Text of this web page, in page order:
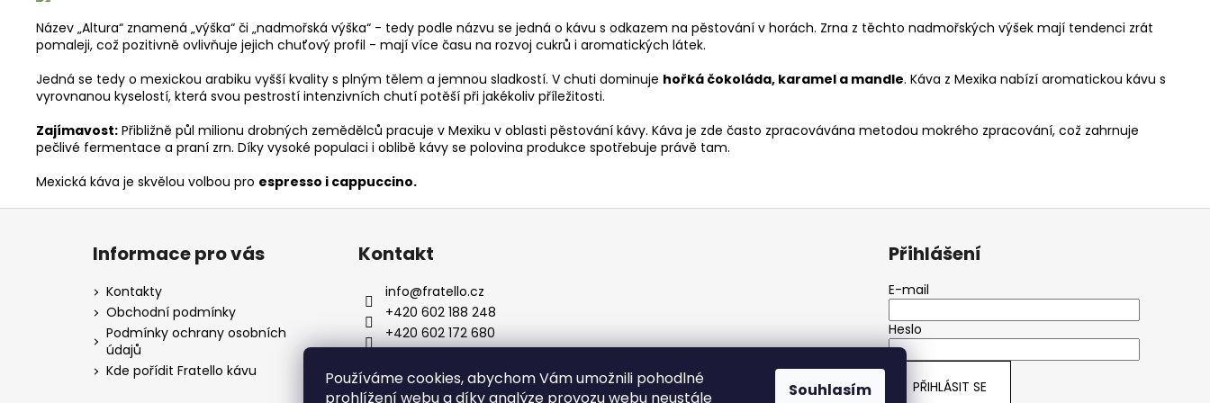
Používáme cookies, abychom Vám umožnili pohodlné
prohlížení webu a díky analýze provozu webu neustále
Souhlasím
Název „Altura“ znamená „výška“ či „nadmořská výška“ - tedy podle názvu se jedná o kávu s odkazem na pěstování v horách. Zrna z těchto nadmořských výšek mají tendenci zrát
pomaleji, což pozitivně ovlivňuje jejich chuťový profil - mají více času na rozvoj cukrů i aromatických látek.
Jedná se tedy o mexickou arabiku vyšší kvality s plným tělem a jemnou sladkostí. V chuti dominuje hořká čokoláda, karamel a mandle. Káva z Mexika nabízí aromatickou kávu s
vyrovnanou kyselostí, která svou pestrostí intenzivních chutí potěší při jakékoliv příležitosti.
Zajímavost: Přibližně půl milionu drobných zemědělců pracuje v Mexiku v oblasti pěstování kávy. Káva je zde často zpracovávána metodou mokrého zpracování, což zahrnuje
pečlivé fermentace a praní zrn. Díky vysoké populaci i oblibě kávy se polovina produkce spotřebuje právě tam.
Mexická káva je skvělou volbou pro espresso i cappuccino.
Z
Informace pro vás
Kontakty
Obchodní podmínky
Podmínky ochrany osobních
údajů
Kde pořídit Fratello kávu
Kontakt
info@fratello.cz
+420 602 188 248
+420 602 172 680
Přihlášení
E-mail
Heslo
PŘIHLÁSIT SE